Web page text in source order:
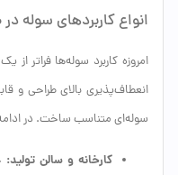
انواع کاربردهای سوله
امروزه کاربرد سوله‌ها فراتر
انعطاف‌پذیری بالای طراحی و
سوله‌ای متناسب ساخت. در
کارخانه و سالن تولید: